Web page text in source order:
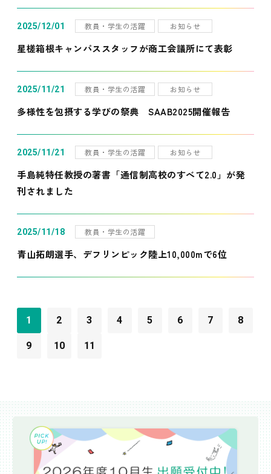
2025/12/01 教員・学生の活躍 お知らせ
星槎箱根キャンパススタッフが商工会議所にて表彰
2025/11/21 教員・学生の活躍 お知らせ
多様性を包摂する学びの祭典 SAAB2025開催報告
2025/11/21 教員・学生の活躍 お知らせ
手島純特任教授の著書「通信制高校のすべて2.0」が発
刊されました
2025/11/18 教員・学生の活躍
青山拓朗選手、デフリンピック陸上10,000mで6位
1 2 3 4 5 6 7 8
9 10 11